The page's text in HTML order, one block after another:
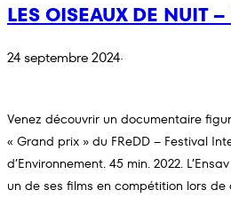
LES OISEAUX DE NUIT
24 septembre 2024·
Venez découvrir un documentaire
« Grand prix » du FReDD – Festival
d’Environnement. 45 min. 2022.
un de ses films en compétition lors